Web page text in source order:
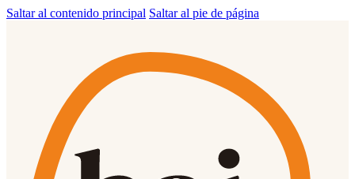
Saltar al contenido principal Saltar al pie de página